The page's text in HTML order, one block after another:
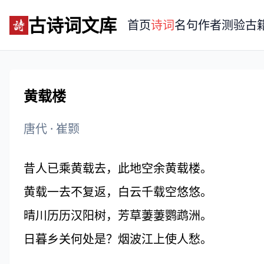
古诗词文库 首页诗词名句作者测验古
黄载楼
唐代 · 崔颢
昔人已乘黄载去，此地空余黄载楼。
黄载一去不复返，白云千载空悠悠。
晴川历历汉阳树，芳草萋萋鹦鹉洲。
日暮乡关何处是？烟波江上使人愁。